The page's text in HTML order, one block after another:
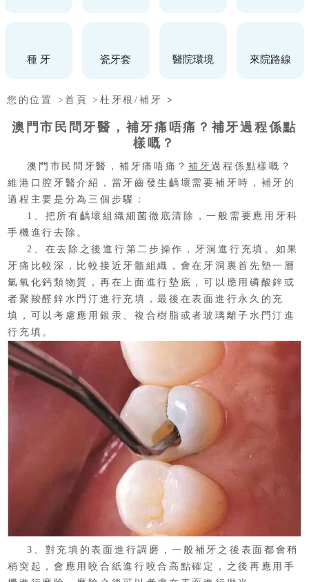
種 牙 瓷牙套 醫院環境 來院路線
您的位置 >首頁 >杜牙根/補牙 >
澳門市民問牙醫，補牙痛唔痛？補牙過程係點
樣嘅？
澳門市民問牙醫，補牙痛唔痛？補牙過程係點樣嘅？
維港口腔牙醫介紹，當牙齒發生齲壞需要補牙時，補牙的
過程主要是分為三個步驟：
1、把所有齲壞組織細菌徹底清除，一般需要應用牙科
手機進行去除。
2、在去除之後進行第二步操作，牙洞進行充填。如果
牙痛比較深，比較接近牙髓組織，會在牙洞裏首先墊一層
氫氧化鈣類物質，再在上面進行墊底，可以應用磷酸鋅或
者聚羧醛鋅水門汀進行充填，最後在表面進行永久的充
填，可以考慮應用銀汞、複合樹脂或者玻璃離子水門汀進
行充填。
3、對充填的表面進行調磨，一般補牙之後表面都會稍
稍突起，會應用咬合紙進行咬合高點確定，之後再應用手